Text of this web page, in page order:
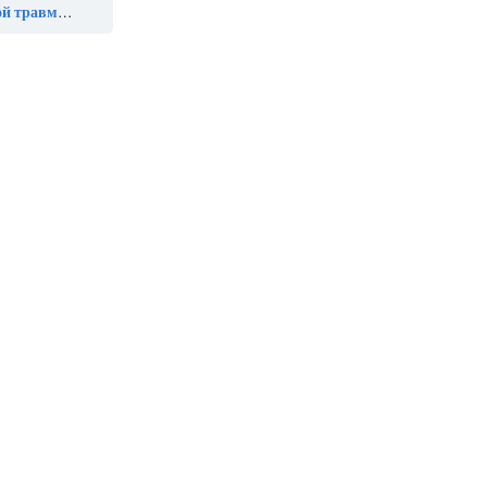
является»